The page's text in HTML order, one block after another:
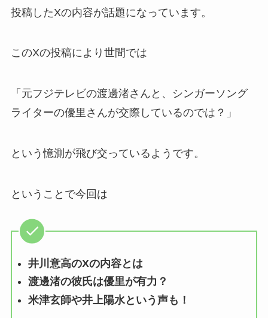
投稿したXの内容が話題になっています。
このXの投稿により世間では
「元フジテレビの渡邊渚さんと、シンガーソング
ライターの優里さんが交際しているのでは？」
という憶測が飛び交っているようです。
ということで今回は
井川意高のXの内容とは
渡邊渚の彼氏は優里が有力？
米津玄師や井上陽水という声も！